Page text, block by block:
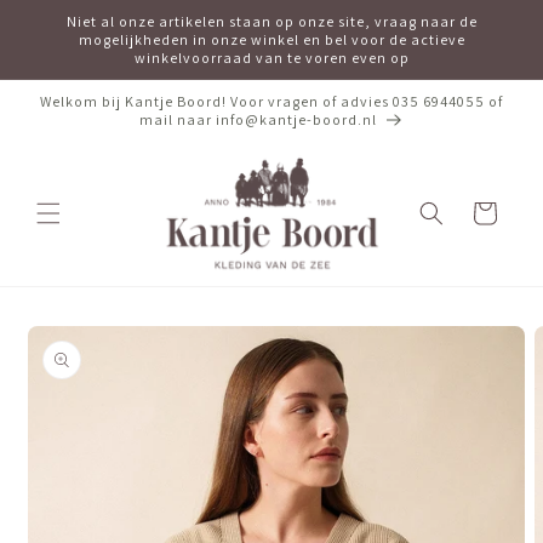
naar de
content
Niet al onze artikelen staan op onze site, vraag naar de
mogelijkheden in onze winkel en bel voor de actieve
winkelvoorraad van te voren even op
Welkom bij Kantje Boord! Voor vragen of advies 035 6944055 of
mail naar info@kantje-boord.nl
Winkelwagen
direct naar